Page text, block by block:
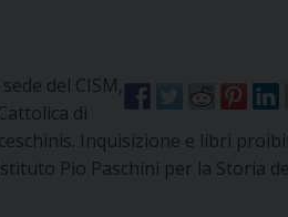
del CISM,
di
Inquisizione e libri
Pio Paschini per la Storia